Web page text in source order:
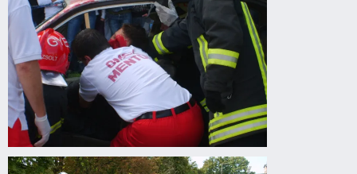
Drogprevenciós